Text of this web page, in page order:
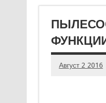
Август 2 2016